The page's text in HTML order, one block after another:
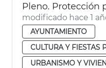
modificado hace 1
AYUNTAMIENTO
CULTURA Y FIESTAS
URBANISMO Y